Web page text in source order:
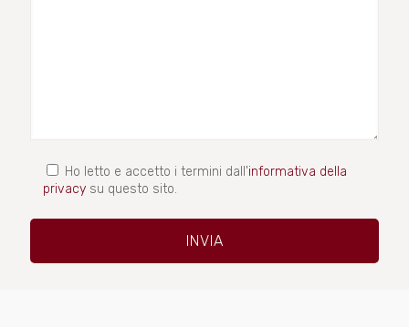
Ho letto e accetto i termini dall'informativa della
privacy su questo sito.